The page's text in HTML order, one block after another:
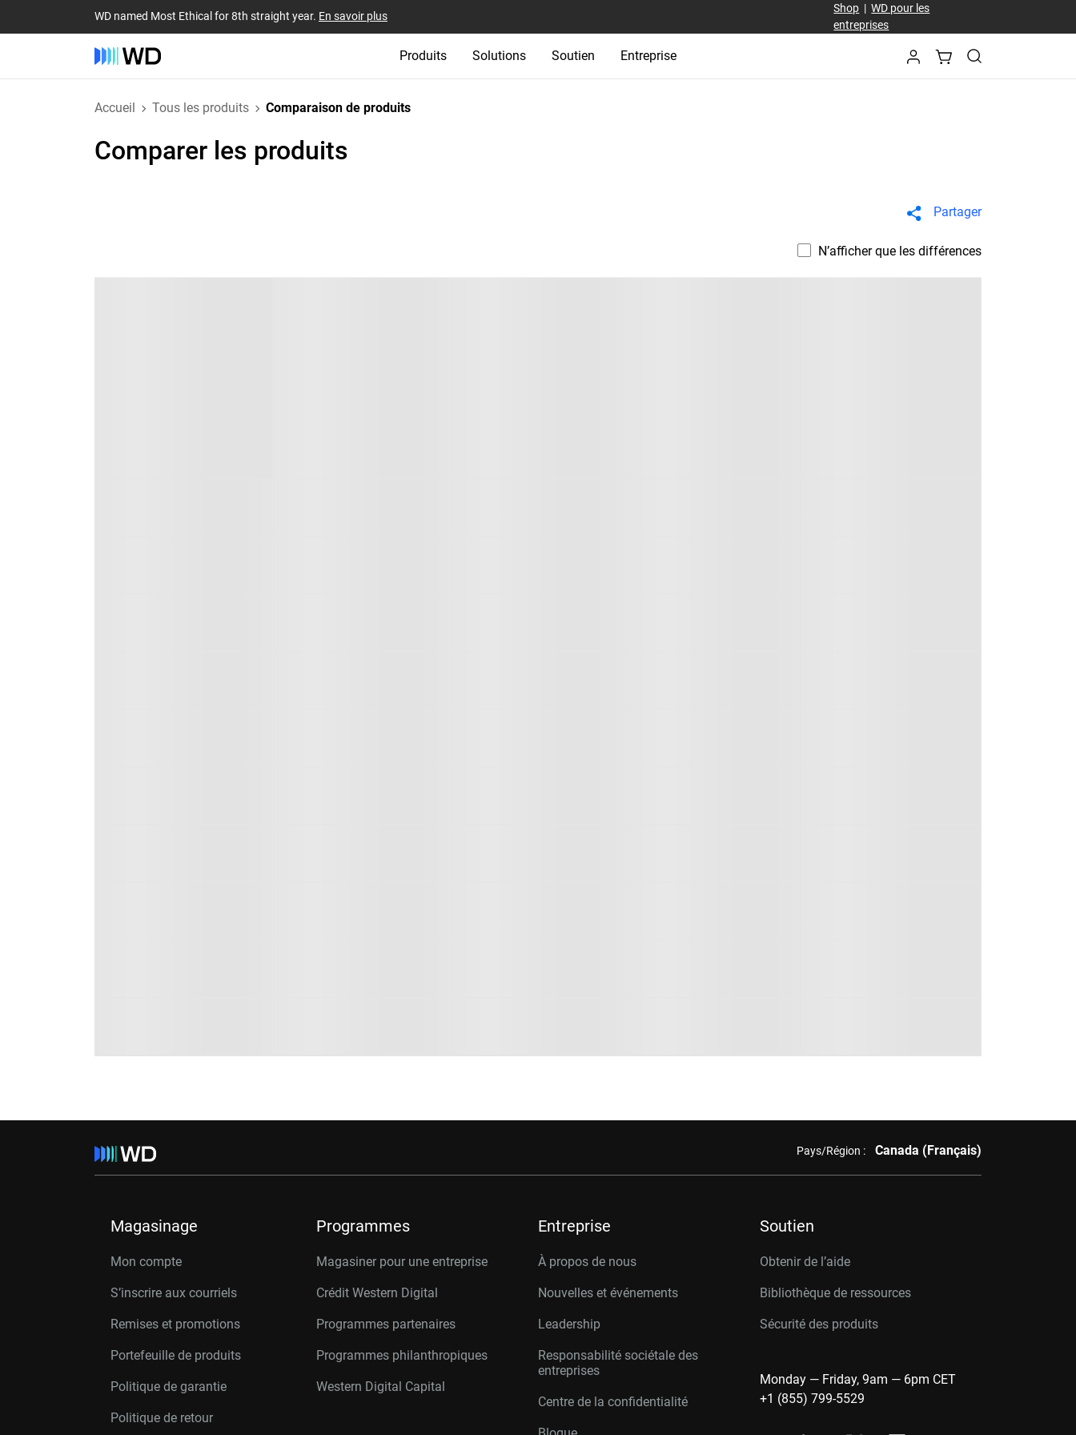
WD named Most Ethical for 8th straight year. En savoir plus
Shop |WD pour les
entreprises
Produits Solutions Soutien Entreprise
Accueil Tous les produits Comparaison de produits
Comparer les produits
Partager
N’afficher que les différences
Pays/Région : Canada (Français)
Magasinage
Mon compte
S’inscrire aux courriels
Remises et promotions
Portefeuille de produits
Politique de garantie
Politique de retour
Programmes
Magasiner pour une entreprise
Crédit Western Digital
Programmes partenaires
Programmes philanthropiques
Western Digital Capital
Entreprise
À propos de nous
Nouvelles et événements
Leadership
Responsabilité sociétale des
entreprises
Centre de la confidentialité
Soutien
Obtenir de l’aide
Bibliothèque de ressources
Sécurité des produits
Monday — Friday, 9am — 6pm CET
+1 (855) 799-5529